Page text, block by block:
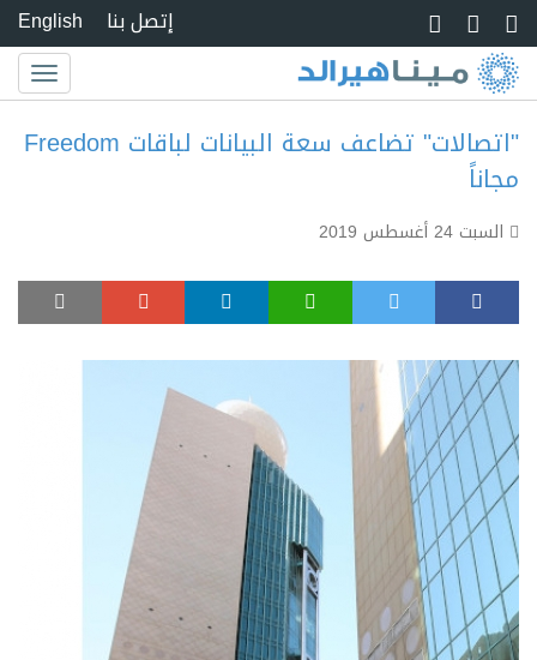
Skip to main
English
إتصل بنا
Toggle
"اتصالات" تضاعف سعة البيانات لباقات Freedom
مجاناً
السبت 24 أغسطس 2019